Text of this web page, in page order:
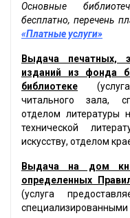
Основные
бесплатно, перечень
«Платные услуги»
Выдача печатных,
изданий из фонда
библиотеке
читального зала,
отделом литературы
технической
искусству, отделом
Выдача на дом
определенных
(услуга
специализированными